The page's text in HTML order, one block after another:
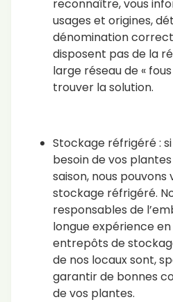
reconnaître, vous
usages et origines,
dénomination
disposent pas de la
large réseau de «
trouver la solution.
Stockage réfrigéré :
besoin de vos
saison, nous pouvons
stockage réfrigéré.
responsables de
longue expérience
entrepôts de
de nos locaux sont,
garantir de bonnes
de vos plantes.